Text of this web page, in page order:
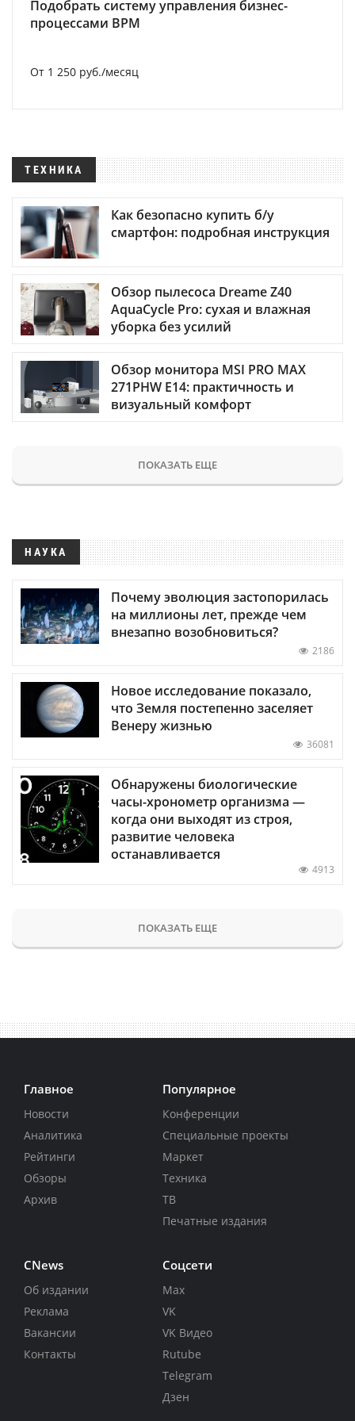
Подобрать систему управления бизнес-
процессами BPM
От 1 250 руб./месяц
ТЕХНИКА
Как безопасно купить б/у
смартфон: подробная инструкция
Обзор пылесоса Dreame Z40
AquaCycle Pro: сухая и влажная
уборка без усилий
Обзор монитора MSI PRO MAX
271PHW E14: практичность и
визуальный комфорт
ПОКАЗАТЬ ЕЩЕ
НАУКА
Почему эволюция застопорилась
на миллионы лет, прежде чем
внезапно возобновиться?
2186
Новое исследование показало,
что Земля постепенно заселяет
Венеру жизнью
36081
Обнаружены биологические
часы-хронометр организма —
когда они выходят из строя,
развитие человека
останавливается
4913
ПОКАЗАТЬ ЕЩЕ
Главное
Новости
Аналитика
Рейтинги
Обзоры
Архив
Популярное
Конференции
Специальные проекты
Маркет
Техника
ТВ
Печатные издания
CNews
Об издании
Реклама
Вакансии
Контакты
Соцсети
Max
VK
VK Видео
Rutube
Telegram
Дзен